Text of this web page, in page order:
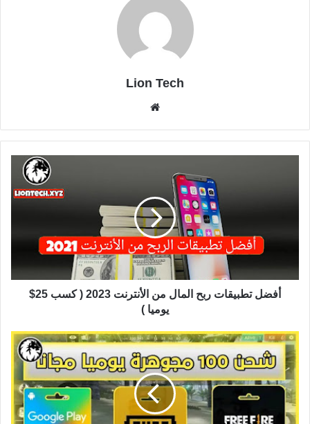
Lion Tech
أفضل تطبيقات ربح المال من الأنترنت 2023 ( كسب 25$
يوميا )